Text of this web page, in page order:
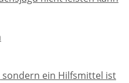
sondern ein Hilfsmittel ist